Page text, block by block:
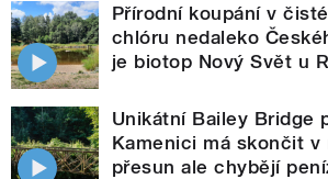
Přírodní koupání v
chlóru nedaleko
je biotop Nový Svět u
Unikátní Bailey Bridge
Kamenici má skončit v
přesun ale chybějí